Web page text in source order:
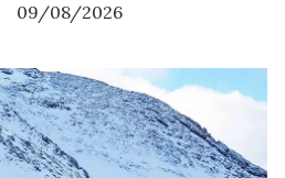
09/08/2026